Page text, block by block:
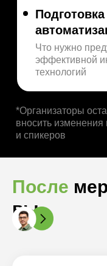
Что нужно
эффективной
технологий
*Организаторы
вносить
и спикеров
После
вы